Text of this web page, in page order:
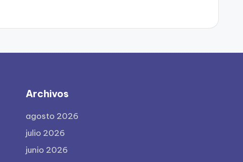
Archivos
agosto 2026
julio 2026
junio 2026